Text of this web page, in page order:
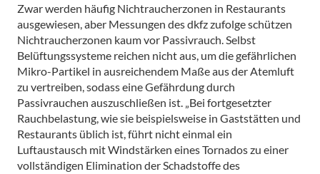
Zwar werden häufig Nichtraucherzonen in Restaurants
ausgewiesen, aber Messungen des dkfz zufolge schützen
Nichtraucherzonen kaum vor Passivrauch. Selbst
Belüftungssysteme reichen nicht aus, um die gefährlichen
Mikro-Partikel in ausreichendem Maße aus der Atemluft
zu vertreiben, sodass eine Gefährdung durch
Passivrauchen auszuschließen ist. „Bei fortgesetzter
Rauchbelastung, wie sie beispielsweise in Gaststätten und
Restaurants üblich ist, führt nicht einmal ein
Luftaustausch mit Windstärken eines Tornados zu einer
vollständigen Elimination der Schadstoffe des